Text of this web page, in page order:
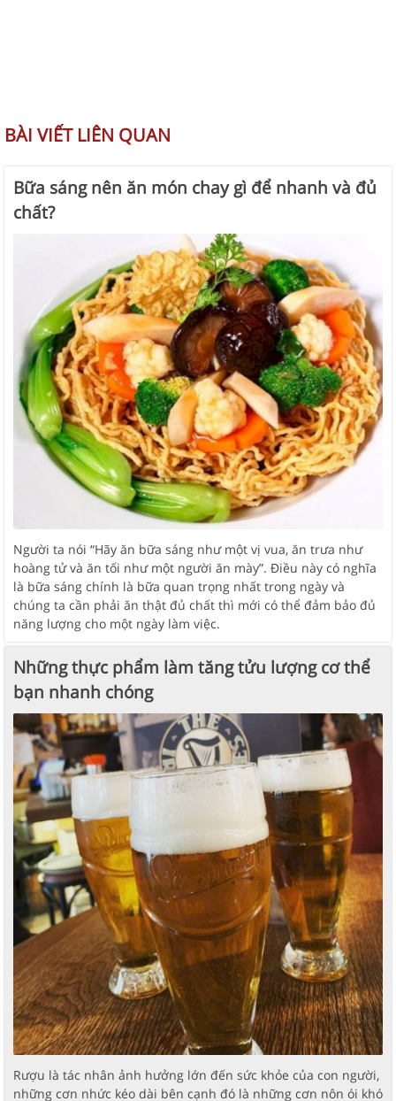
BÀI VIẾT LIÊN QUAN
Bữa sáng nên ăn món chay gì để nhanh và đủ
chất?
Người ta nói “Hãy ăn bữa sáng như một vị vua, ăn trưa như
hoàng tử và ăn tối như một người ăn mày”. Điều này có nghĩa
là bữa sáng chính là bữa quan trọng nhất trong ngày và
chúng ta cần phải ăn thật đủ chất thì mới có thể đảm bảo đủ
năng lượng cho một ngày làm việc.
Những thực phẩm làm tăng tửu lượng cơ thể
bạn nhanh chóng
Rượu là tác nhân ảnh hưởng lớn đến sức khỏe của con người,
những cơn nhức kéo dài bên cạnh đó là những cơn nôn ói khó